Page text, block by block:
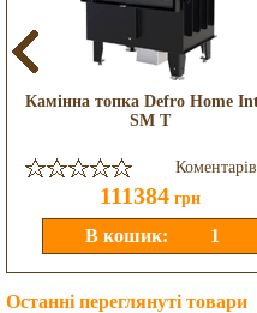
Камінна топка Defro Home
SM T
111384 грн
Останні переглянуті товари